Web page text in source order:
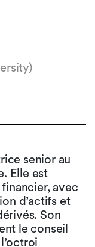
senior au
Elle est
avec
d’actifs et
Son
le conseil